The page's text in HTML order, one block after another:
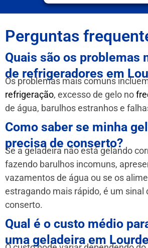
Perguntas
Quais são os problemas
de refrigeradores em
Os problemas mais comuns
refrigeração, excesso de gelo no
de água, barulhos estranhos e
Como saber se minha
precisa de conserto?
Se a geladeira não está gelando
fazendo barulhos incomuns,
vazamentos de água ou se os
estragando mais rápido, é um sinal
conserto.
Qual é o custo médio
uma geladeira em